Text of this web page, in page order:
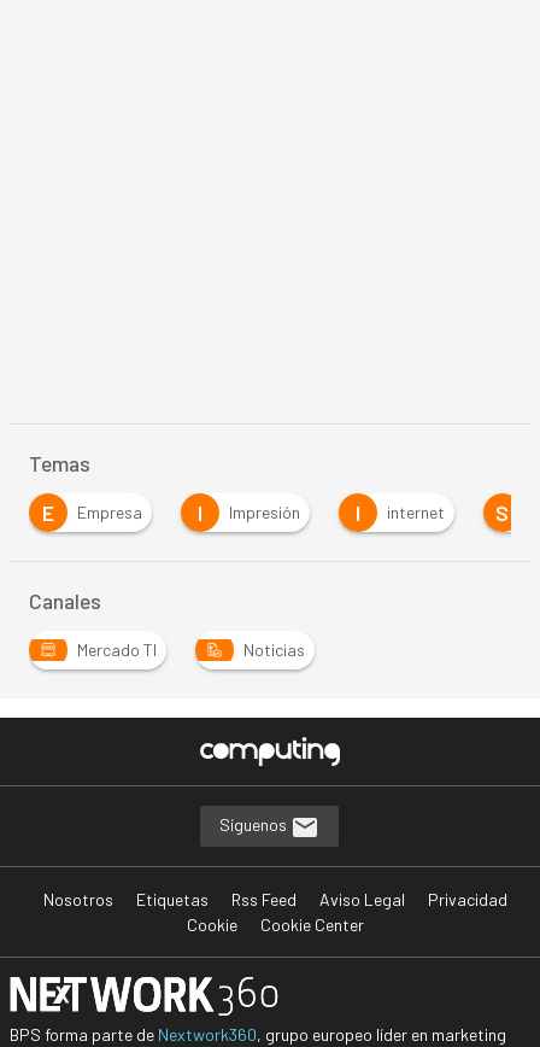
Temas
E
Empresa I Impresión I internet S
Canales
Mercado TI Noticias
Síguenos
Nosotros Etiquetas Rss Feed Aviso Legal
Privacidad
Cookie
Cookie Center
BPS forma parte de Nextwork360, grupo europeo líder en marketing